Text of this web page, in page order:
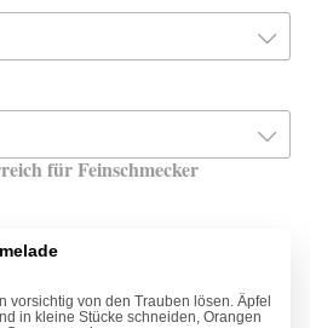
für Feinschmecker
vorsichtig von den Trauben lösen. Äpfel
in kleine Stücke schneiden, Orangen